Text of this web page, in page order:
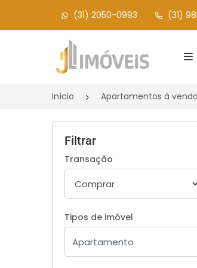
(31) 2050-0993 (31)
Página inicial
Início Apartamentos à venda
Filtrar
Transação
Tipos de imóvel